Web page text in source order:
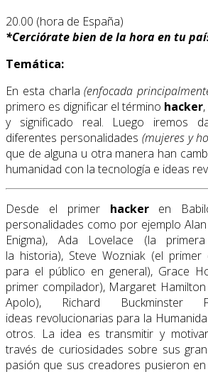
20.00 (hora de España)
*Cerciórate bien de la hora en tu
Temática:
En esta charla(enfocada
primero es dignificar el término hacker
y significado real. Luego iremos
diferentes personalidades (mujeres y
que de alguna u otra manera han
humanidad con la tecnología e ideas
Desde el primer hackeren
personalidades como por ejemplo
Enigma), Ada Lovelace (la
la historia), Steve Wozniak (el
para el público en general), Grace
primer compilador), Margaret
Apolo), Richard
ideas revolucionarias para la
otros. La idea es transmitir y
través de curiosidades sobre sus
pasión que sus creadores pusieron